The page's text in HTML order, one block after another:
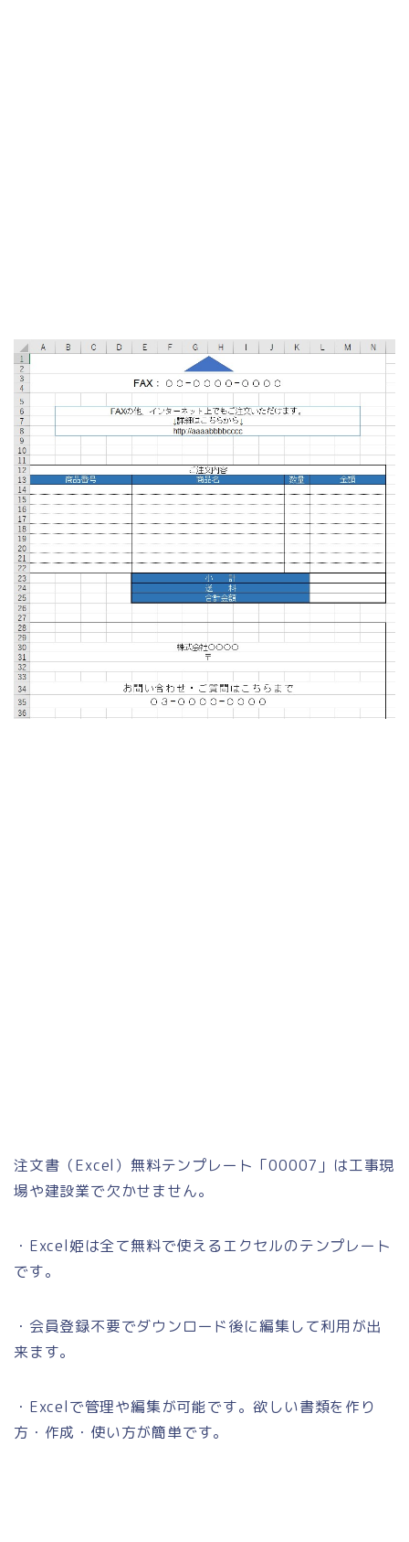
注文書（Excel）無料テンプレート「00007」は工事現
場や建設業で欠かせません。
・Excel姫は全て無料で使えるエクセルのテンプレート
です。
・会員登録不要でダウンロード後に編集して利用が出
来ます。
・Excelで管理や編集が可能です。欲しい書類を作り
方・作成・使い方が簡単です。